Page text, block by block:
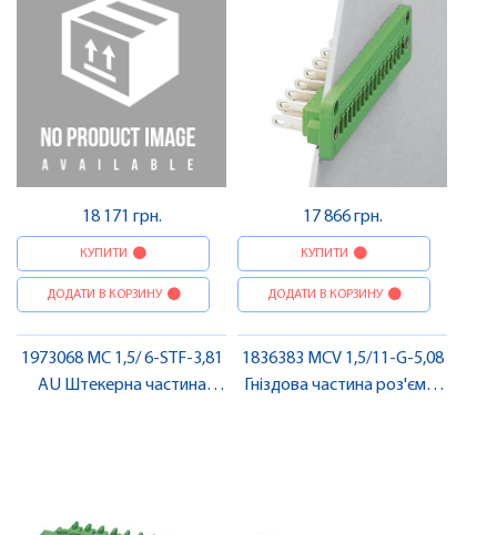
18 171 грн.
КУПИТИ
ДОДАТИ В КОРЗИНУ
17 866 грн.
КУПИТИ
ДОДАТИ В КОРЗИНУ
1973068 MC 1,5/ 6-STF-3,81
AU Штекерна частина
1836383 MCV 1,5/11-G-5,08
Гніздова частина роз'єму ,